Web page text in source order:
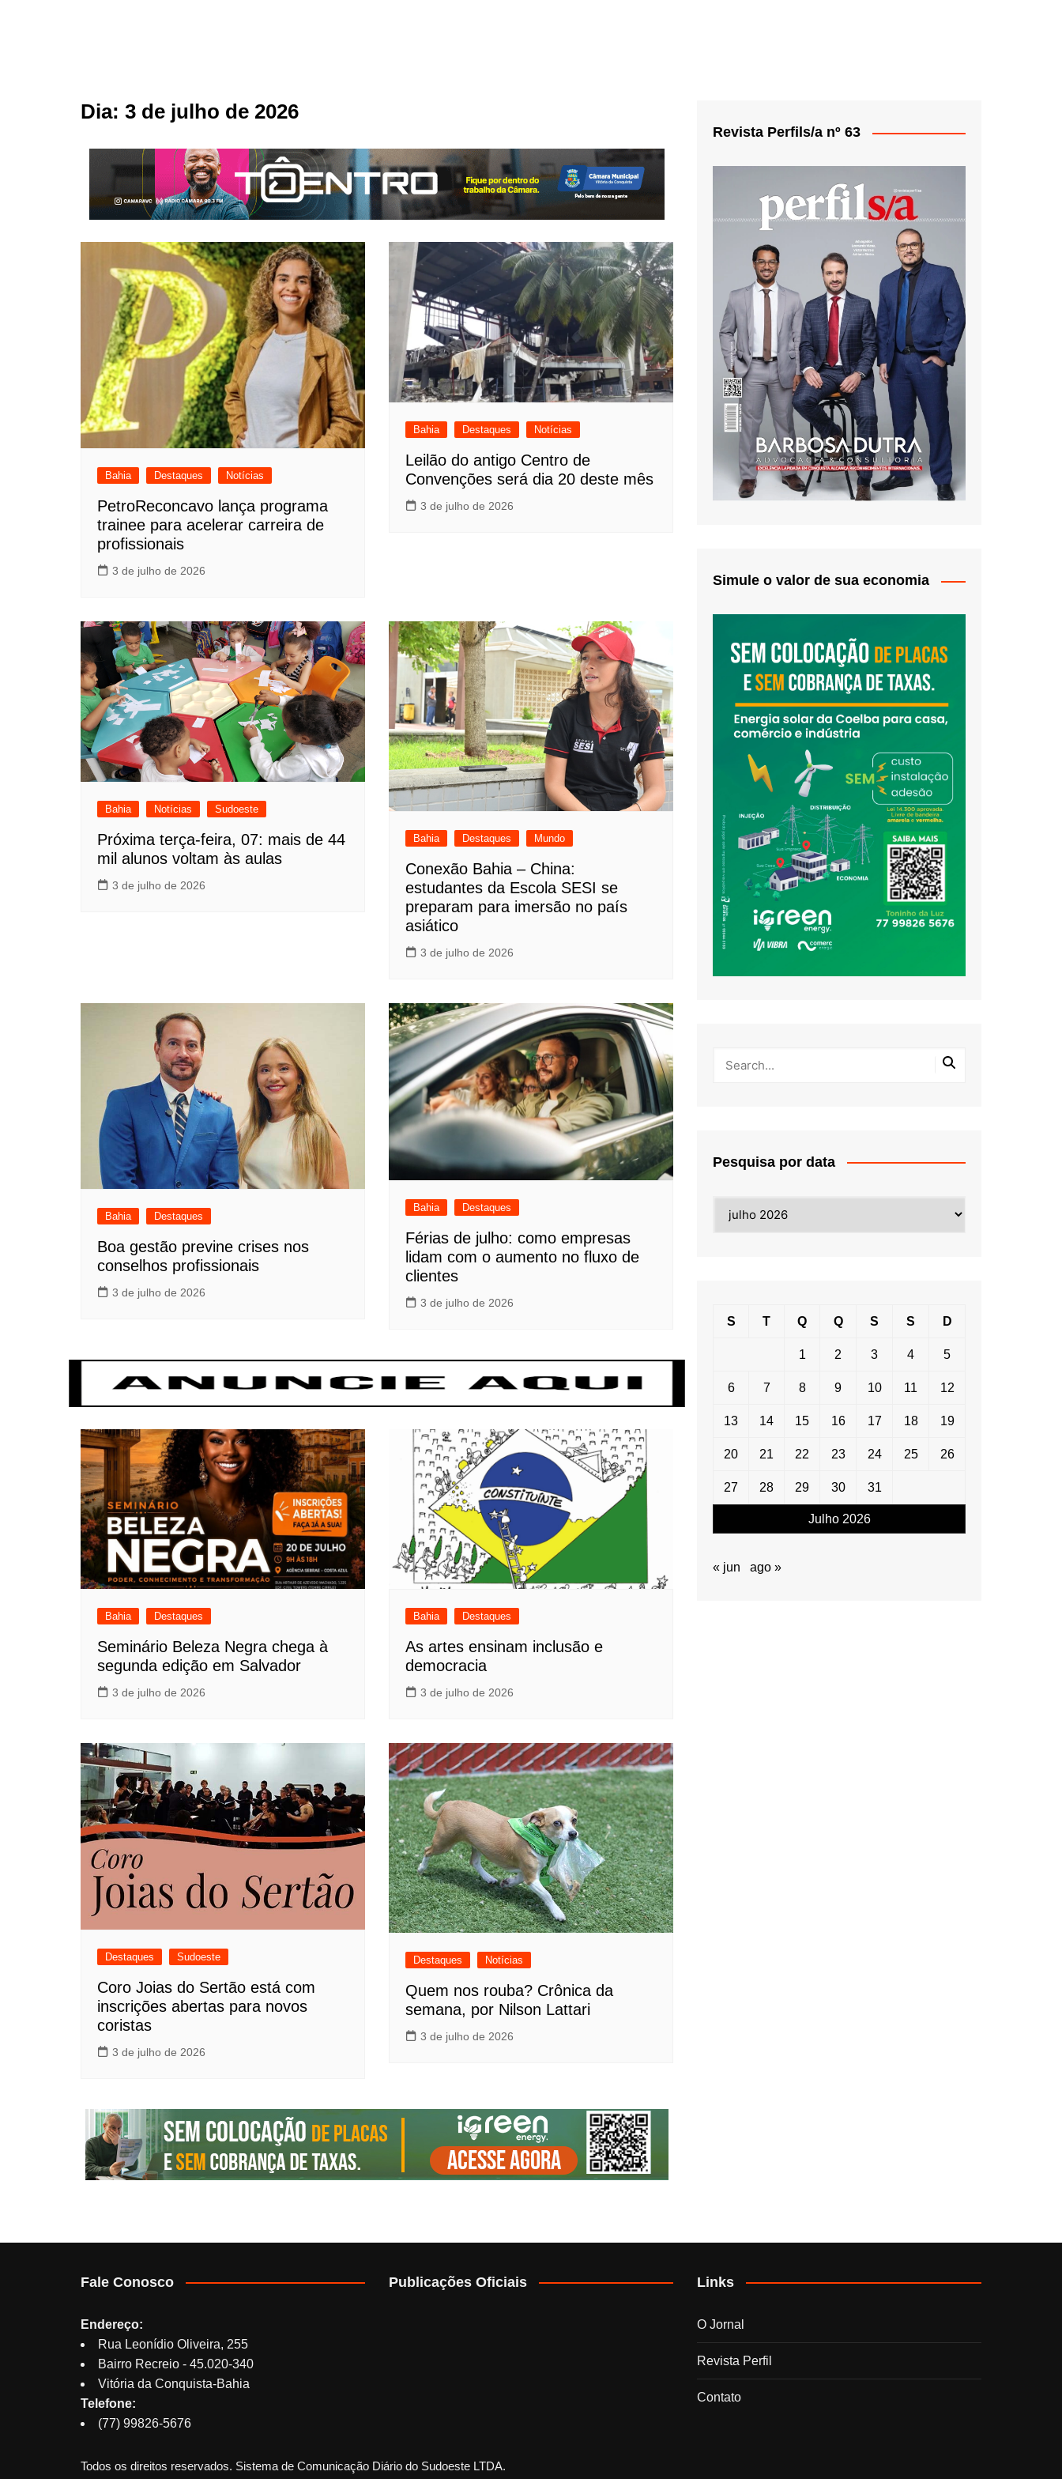
Dia: 3 de julho de 2026
Bahia Destaques Notícias
PetroReconcavo lança programa
trainee para acelerar carreira de
profissionais
3 de julho de 2026
Bahia Destaques Notícias
Leilão do antigo Centro de
Convenções será dia 20 deste mês
3 de julho de 2026
Bahia Notícias Sudoeste
Próxima terça-feira, 07: mais de 44
mil alunos voltam às aulas
3 de julho de 2026
Bahia Destaques Mundo
Conexão Bahia – China:
estudantes da Escola SESI se
preparam para imersão no país
asiático
3 de julho de 2026
Bahia Destaques
Boa gestão previne crises nos
conselhos profissionais
3 de julho de 2026
Bahia Destaques
Férias de julho: como empresas
lidam com o aumento no fluxo de
clientes
3 de julho de 2026
Bahia Destaques
Seminário Beleza Negra chega à
segunda edição em Salvador
3 de julho de 2026
Bahia Destaques
As artes ensinam inclusão e
democracia
3 de julho de 2026
Destaques Sudoeste
Coro Joias do Sertão está com
inscrições abertas para novos
coristas
3 de julho de 2026
Destaques Notícias
Quem nos rouba? Crônica da
semana, por Nilson Lattari
3 de julho de 2026
Revista Perfils/a nº 63
Simule o valor de sua economia
Pesquisa por data
por
Julho 2026
S T Q Q S S D
1 2 3 4 5
6 7 8 9 10 11 12
13 14 15 16 17 18 19
20 21 22 23 24 25 26
27 28 29 30 31
« jun ago »
Fale Conosco
Endereço:
Rua Leonídio Oliveira, 255
Bairro Recreio - 45.020-340
Vitória da Conquista-Bahia
Telefone:
(77) 99826-5676
Publicações Oficiais Links
O Jornal
Revista Perfil
Contato
Todos os direitos reservados. Sistema de Comunicação Diário do Sudoeste LTDA.